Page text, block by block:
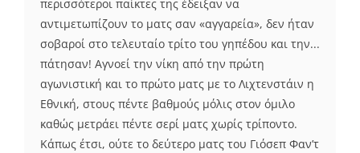
περισσότεροι παίκτες της έδειξαν να
αντιμετωπίζουν το ματς σαν «αγγαρεία», δεν ήταν
σοβαροί στο τελευταίο τρίτο του γηπέδου και την...
πάτησαν! Αγνοεί την νίκη από την πρώτη
αγωνιστική και το πρώτο ματς με το Λιχτενστάιν η
Εθνική, στους πέντε βαθμούς μόλις στον όμιλο
καθώς μετράει πέντε σερί ματς χωρίς τρίποντο.
Κάπως έτσι, ούτε το δεύτερο ματς του Γιόσεπ Φαν’τ